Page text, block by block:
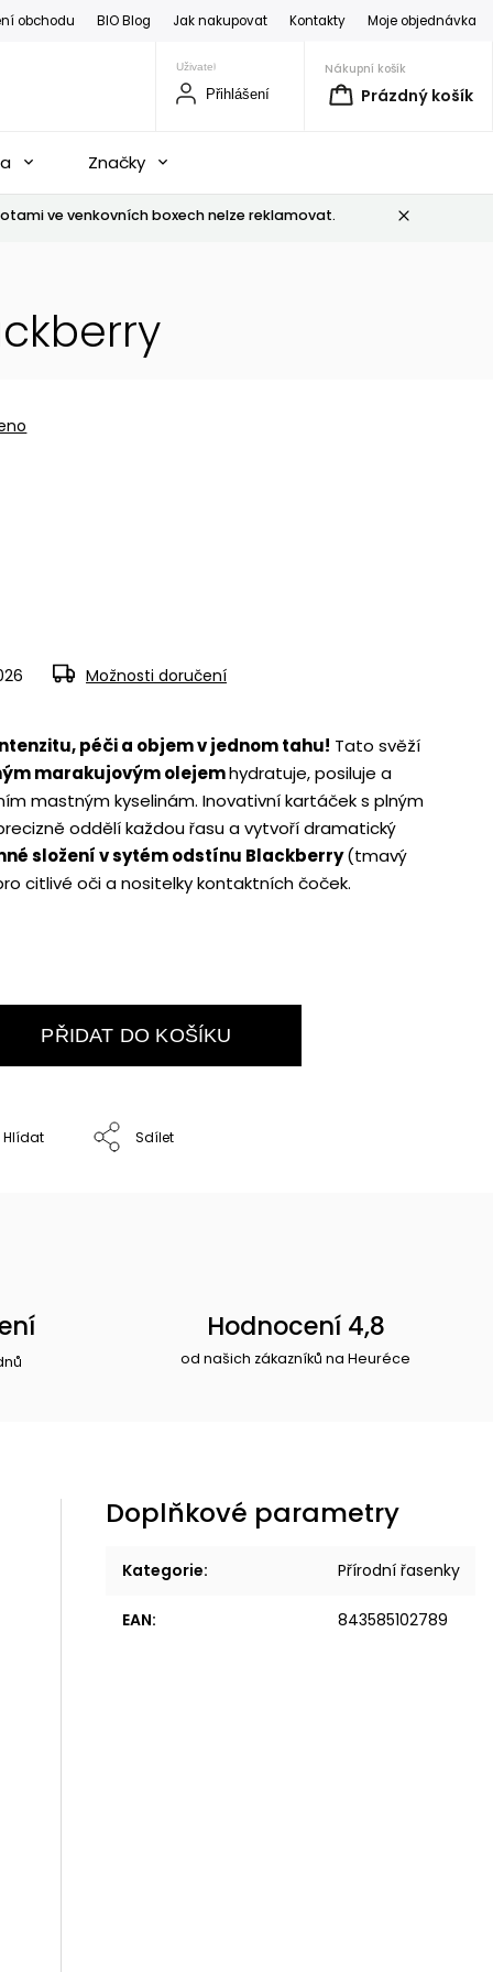
obchodu BIO Blog Jak nakupovat Kontakty Moje objednávka
Nákupní košík
Prázdný košík
Přihlášení
Značky
ve venkovních boxech nelze reklamovat.
péči a objem v jednom tahu! Tato svěží
marakujovým olejemhydratuje, posiluje a
mastným kyselinám. Inovativní kartáček s plným
oddělí každou řasu a vytvoří dramatický
složení v sytém odstínu Blackberry(tmavý
citlivé oči a nositelky kontaktních čoček.
Možnosti doručení
PŘIDAT DO KOŠÍKU
Hlídat Sdílet
Hodnocení 4,8
od našich zákazníků na Heuréce
Doplňkové parametry
Kategorie: Přírodní řasenky
EAN: 843585102789